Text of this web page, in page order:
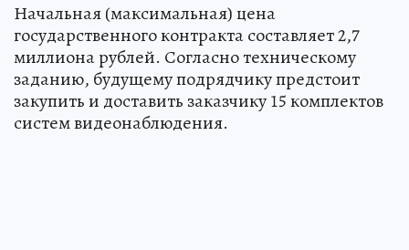
Начальная (максимальная) цена
государственного контракта составляет 2,7
миллиона рублей. Согласно техническому
заданию, будущему подрядчику предстоит
закупить и доставить заказчику 15 комплектов
систем видеонаблюдения.